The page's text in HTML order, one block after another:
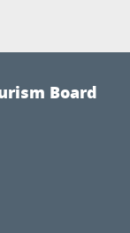
Board